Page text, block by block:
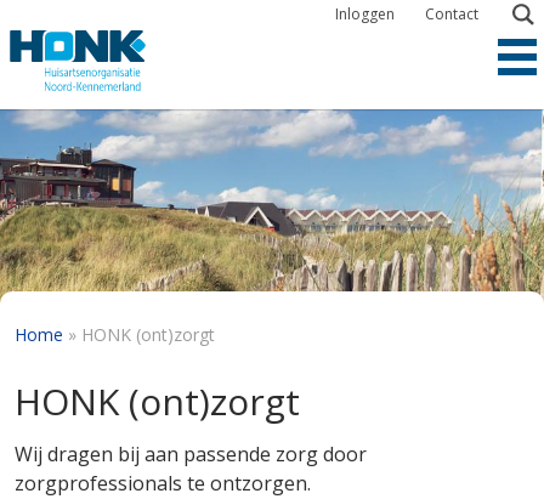
en
inhoud
gaan
Inloggen Contact
Kruimelpad
Home HONK (ont)zorgt
HONK (ont)zorgt
Wij dragen bij aan passende zorg door
zorgprofessionals te ontzorgen.